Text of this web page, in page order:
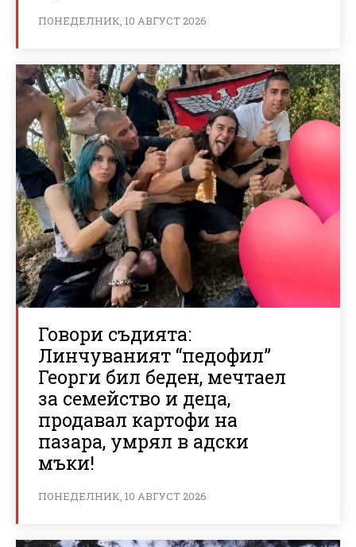
ПОНЕДЕЛНИК, 10 АВГУСТ 2026
Говори съдията:
Линчуваният “педофил”
Георги бил беден, мечтаел
за семейство и деца,
продавал картофи на
пазара, умрял в адски
мъки!
ПОНЕДЕЛНИК, 10 АВГУСТ 2026